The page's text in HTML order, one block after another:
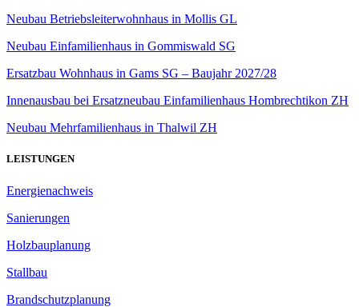
Neubau Betriebsleiterwohnhaus in Mollis GL
Neubau Einfamilienhaus in Gommiswald SG
Ersatzbau Wohnhaus in Gams SG – Baujahr 2027/28
Innenausbau bei Ersatzneubau Einfamilienhaus Hombrechtikon ZH
Neubau Mehrfamilienhaus in Thalwil ZH
LEISTUNGEN
Energienachweis
Sanierungen
Holzbauplanung
Stallbau
Brandschutzplanung